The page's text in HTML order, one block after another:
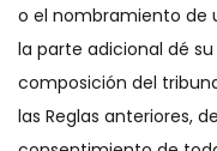
o el nombramiento de
la parte adicional dé
composición del
las Reglas anteriores,